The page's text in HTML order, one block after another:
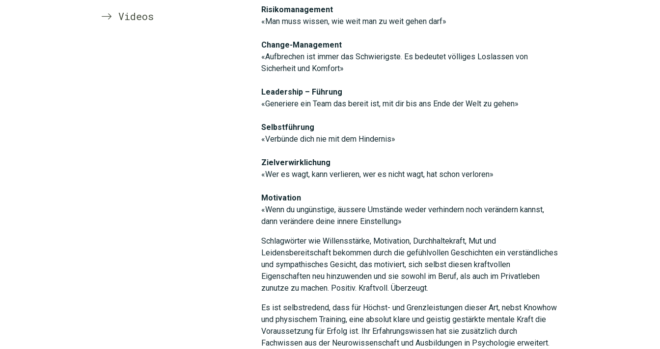
Videos
Risikomanagement
«Man muss wissen, wie weit man zu weit gehen darf»
Change-Management
«Aufbrechen ist immer das Schwierigste. Es bedeutet völliges Loslassen von
Sicherheit und Komfort»
Leadership – Führung
«Generiere ein Team das bereit ist, mit dir bis ans Ende der Welt zu gehen»
Selbstführung
«Verbünde dich nie mit dem Hindernis»
Zielverwirklichung
«Wer es wagt, kann verlieren, wer es nicht wagt, hat schon verloren»
Motivation
«Wenn du ungünstige, äussere Umstände weder verhindern noch verändern kannst,
dann verändere deine innere Einstellung»
Schlagwörter wie Willensstärke, Motivation, Durchhaltekraft, Mut und
Leidensbereitschaft bekommen durch die gefühlvollen Geschichten ein verständliches
und sympathisches Gesicht, das motiviert, sich selbst diesen kraftvollen
Eigenschaften neu hinzuwenden und sie sowohl im Beruf, als auch im Privatleben
zunutze zu machen. Positiv. Kraftvoll. Überzeugt.
Es ist selbstredend, dass für Höchst- und Grenzleistungen dieser Art, nebst Knowhow
und physischem Training, eine absolut klare und geistig gestärkte mentale Kraft die
Voraussetzung für Erfolg ist. Ihr Erfahrungswissen hat sie zusätzlich durch
Fachwissen aus der Neurowissenschaft und Ausbildungen in Psychologie erweitert.
JETZT SUCHEN